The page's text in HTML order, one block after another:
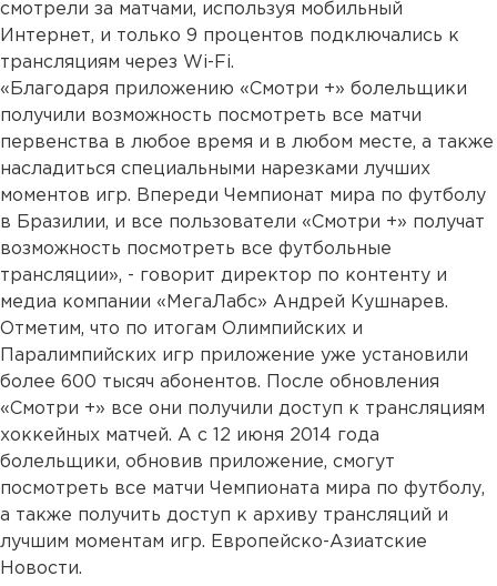
смотрели за матчами, используя мобильный
Интернет, и только 9 процентов подключались к
трансляциям через Wi-Fi.
«Благодаря приложению «Смотри +» болельщики
получили возможность посмотреть все матчи
первенства в любое время и в любом месте, а также
насладиться специальными нарезками лучших
моментов игр. Впереди Чемпионат мира по футболу
в Бразилии, и все пользователи «Смотри +» получат
возможность посмотреть все футбольные
трансляции», - говорит директор по контенту и
медиа компании «МегаЛабс» Андрей Кушнарев.
Отметим, что по итогам Олимпийских и
Паралимпийских игр приложение уже установили
более 600 тысяч абонентов. После обновления
«Смотри +» все они получили доступ к трансляциям
хоккейных матчей. А с 12 июня 2014 года
болельщики, обновив приложение, смогут
посмотреть все матчи Чемпионата мира по футболу,
а также получить доступ к архиву трансляций и
лучшим моментам игр. Европейско-Азиатские
Новости.